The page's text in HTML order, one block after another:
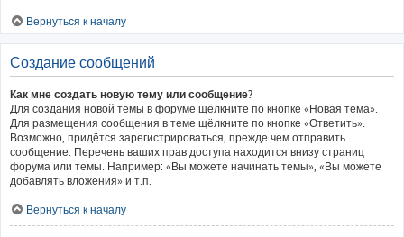
Вернуться к началу
Создание сообщений
Как мне создать новую тему или сообщение?
Для создания новой темы в форуме щёлкните по кнопке «Новая тема».
Для размещения сообщения в теме щёлкните по кнопке «Ответить».
Возможно, придётся зарегистрироваться, прежде чем отправить
сообщение. Перечень ваших прав доступа находится внизу страниц
форума или темы. Например: «Вы можете начинать темы», «Вы можете
добавлять вложения» и т.п.
Вернуться к началу